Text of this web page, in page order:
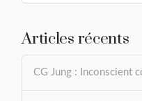
Articles récents
CG Jung : Inconscient